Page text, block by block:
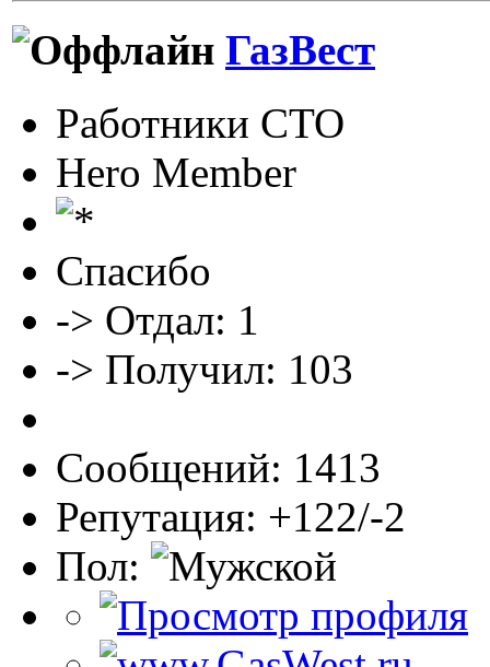
ГазВест
Работники СТО
Hero Member
Спасибо
-> Отдал: 1
-> Получил: 103
Сообщений: 1413
Репутация: +122/-2
Пол: